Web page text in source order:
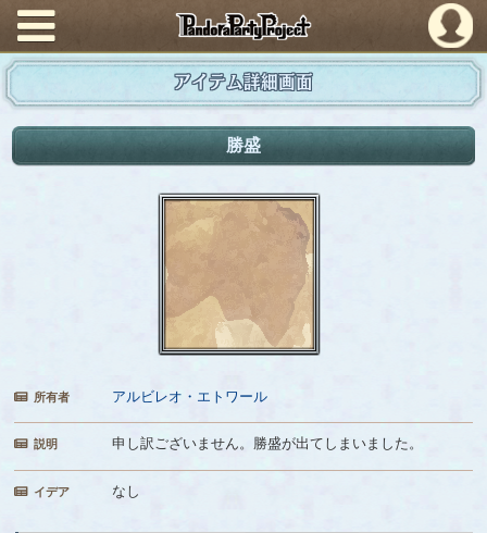
PandoraPartyProject
アイテム詳細画面
勝盛
所有者 アルビレオ・エトワール
説明 申し訳ございません。勝盛が出てしまいました。
イデア なし